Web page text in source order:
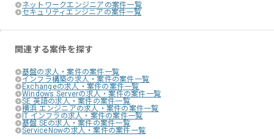
ネットワークエンジニアの案件一覧
セキュリティエンジニアの案件一覧
関連する案件を探す
基盤の求人・案件の案件一覧
インフラ構築の求人・案件の案件一覧
Exchangeの求人・案件の案件一覧
Windows Serverの求人・案件の案件一覧
SE 英語の求人・案件の案件一覧
横浜 エンジニアの求人・案件の案件一覧
IT インフラの求人・案件の案件一覧
基盤 SEの求人・案件の案件一覧
ServiceNowの求人・案件の案件一覧